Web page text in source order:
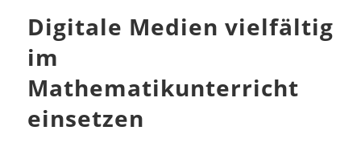
Digitale Medien vielfältig
im
Mathematikunterricht
einsetzen